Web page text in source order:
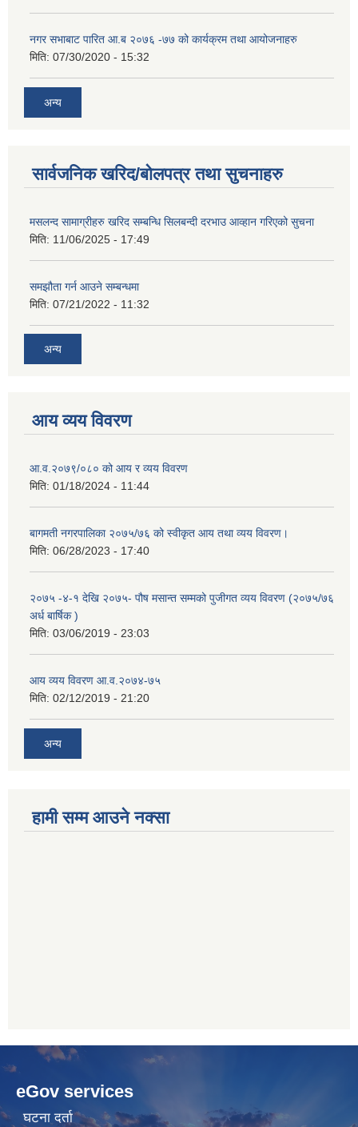
नगर सभाबाट पारित आ.ब २०७६ -७७ को कार्यक्रम तथा आयोजनाहरु
मिति: 07/30/2020 - 15:32
अन्य
सार्वजनिक खरिद/बोलपत्र तथा सुचनाहरु
मसलन्द सामाग्रीहरु खरिद सम्बन्धि सिलबन्दी दरभाउ आव्हान गरिएको सुचना
मिति: 11/06/2025 - 17:49
समझौता गर्न आउने सम्बन्धमा
मिति: 07/21/2022 - 11:32
अन्य
आय व्यय विवरण
आ.व.२०७९/०८० को आय र व्यय विवरण
मिति: 01/18/2024 - 11:44
बागमती नगरपालिका २०७५/७६ को स्वीकृत आय तथा व्यय विवरण।
मिति: 06/28/2023 - 17:40
२०७५ -४-१ देखि २०७५- पौष मसान्त सम्मको पुजीगत व्यय विवरण (२०७५/७६
अर्ध बार्षिक )
मिति: 03/06/2019 - 23:03
आय व्यय विवरण आ.व.२०७४-७५
मिति: 02/12/2019 - 21:20
अन्य
हामी सम्म आउने नक्सा
betwild
cratosroyalbet
bahis
siteleri
hdasianporns.net
lunadark.org
bahis
siteleri
eGov services
घटना दर्ता